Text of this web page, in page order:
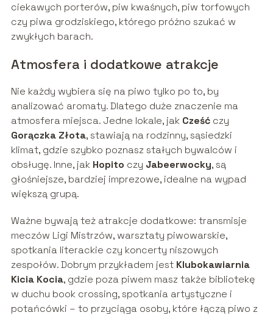
ciekawych porterów, piw kwaśnych, piw torfowych
czy piwa grodziskiego, którego próżno szukać w
zwykłych barach.
Atmosfera i dodatkowe atrakcje
Nie każdy wybiera się na piwo tylko po to, by
analizować aromaty. Dlatego duże znaczenie ma
atmosfera miejsca. Jedne lokale, jak Cześćczy
Gorączka Złota, stawiają na rodzinny, sąsiedzki
klimat, gdzie szybko poznasz stałych bywalców i
obsługę. Inne, jak Hopito czy Jabeerwocky, są
głośniejsze, bardziej imprezowe, idealne na wypad
większą grupą.
Ważne bywają też atrakcje dodatkowe: transmisje
meczów Ligi Mistrzów, warsztaty piwowarskie,
spotkania literackie czy koncerty niszowych
zespołów. Dobrym przykładem jest Klubokawiarnia
Kicia Kocia, gdzie poza piwem masz także bibliotekę
w duchu book crossing, spotkania artystyczne i
potańcówki – to przyciąga osoby, które łączą piwo z